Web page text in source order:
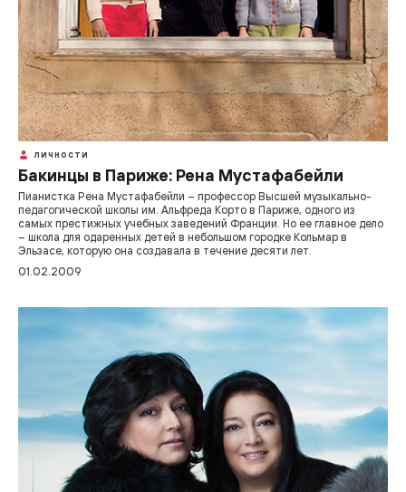
ЛИЧНОСТИ
Бакинцы в Париже: Рена Мустафабейли
Пианистка Рена Мустафабейли – профессор Высшей музыкально-
педагогической школы им. Альфреда Корто в Париже, одного из
самых престижных учебных заведений Франции. Но ее главное дело
– школа для одаренных детей в небольшом городке Кольмар в
Эльзасе, которую она создавала в течение десяти лет.
01.02.2009